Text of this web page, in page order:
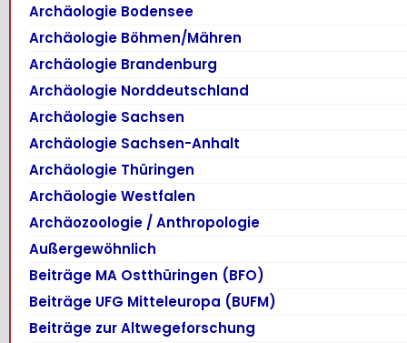
Archäologie Bodensee
Archäologie Böhmen/Mähren
Archäologie Brandenburg
Archäologie Norddeutschland
Archäologie Sachsen
Archäologie Sachsen-Anhalt
Archäologie Thüringen
Archäologie Westfalen
Archäozoologie / Anthropologie
Außergewöhnlich
Beiträge MA Ostthüringen (BFO)
Beiträge UFG Mitteleuropa (BUFM)
Beiträge zur Altwegeforschung